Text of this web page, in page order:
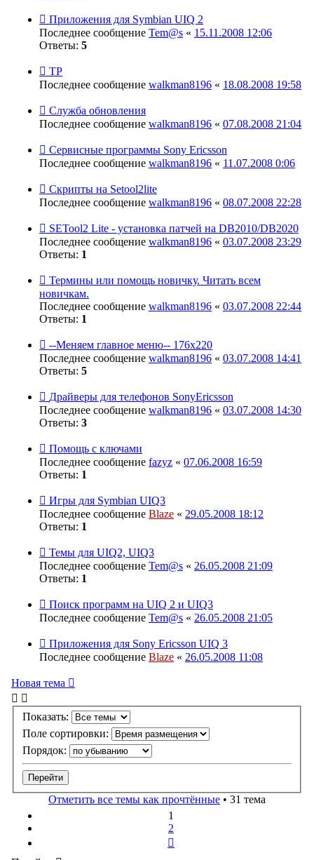
Приложения для Symbian UIQ 2
Последнее сообщение Tem@s « 15.11.2008 12:06
Ответы: 5
TP
Последнее сообщение walkman8196 « 18.08.2008 19:58
Служба обновления
Последнее сообщение walkman8196 « 07.08.2008 21:04
Сервисные программы Sony Eriсsson
Последнее сообщение walkman8196 « 11.07.2008 0:06
Скрипты на Setool2lite
Последнее сообщение walkman8196 « 08.07.2008 22:28
SETool2 Lite - установка патчей на DB2010/DB2020
Последнее сообщение walkman8196 « 03.07.2008 23:29
Ответы: 1
Термины или помощь новичку. Читать всем
новичкам.
Последнее сообщение walkman8196 « 03.07.2008 22:44
Ответы: 1
--Меняем главное меню-- 176x220
Последнее сообщение walkman8196 « 03.07.2008 14:41
Ответы: 5
Драйверы для телефонов SonyEricsson
Последнее сообщение walkman8196 « 03.07.2008 14:30
Ответы: 3
Помощь с ключами
Последнее сообщение fazyz « 07.06.2008 16:59
Ответы: 1
Игры для Symbian UIQ3
Последнее сообщение Blaze « 29.05.2008 18:12
Ответы: 1
Темы для UIQ2, UIQ3
Последнее сообщение Tem@s « 26.05.2008 21:09
Ответы: 1
Поиск программ на UIQ 2 и UIQ3
Последнее сообщение Tem@s « 26.05.2008 21:05
Приложения для Sony Ericsson UIQ 3
Последнее сообщение Blaze « 26.05.2008 11:08
Новая тема
Показать:
Поле сортировки:
Порядок:
Отметить все темы как прочтённые • 31 тема
1
2